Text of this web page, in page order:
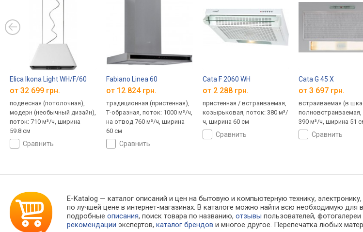
Elica Ikona Light WH/F/60
от 32 699 грн.
подвесная (потолочная),
модерн (необычный дизайн),
поток: 710 м³/ч, ширина
59.8 см
сравнить
Fabiano Linea 60
от 12 824 грн.
традиционная (пристенная),
Т-образная, поток: 1000 м³/ч,
на отвод 760 м³/ч, ширина
60 см
сравнить
Cata F 2060 WH
от 2 288 грн.
пристенная / встраиваемая,
козырьковая, поток: 380 м³/
ч, ширина 60 см
сравнить
Cata G 45 X
от 3 697 грн.
встраиваемая (в
полновстраиваемая,
390 м³/ч, ширина 51
сравнить
E-Katalog — каталог описаний и цен на бытовую и компьютерную технику,
по лучшей цене в интернет-магазинах. В каталоге можно найти всю необходимую
подробныеописания, поиск товара по названию,отзывы пользователей,
рекомендации экспертов,каталог брендов и многое другое. Перепечатка любых